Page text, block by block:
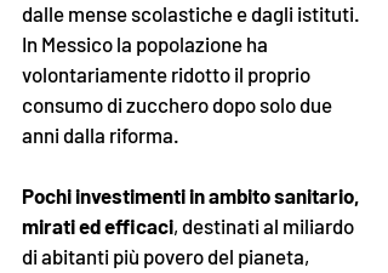
dalle mense scolastiche e dagli istituti.
In Messico la popolazione ha
volontariamente ridotto il proprio
consumo di zucchero dopo solo due
anni dalla riforma.
Pochi investimenti in ambito sanitario,
mirati ed efficaci, destinati al miliardo
di abitanti più povero del pianeta,